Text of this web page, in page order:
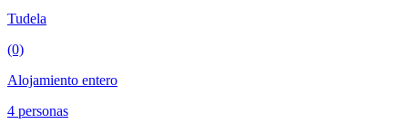
Tudela
(0)
Alojamiento entero
4 personas